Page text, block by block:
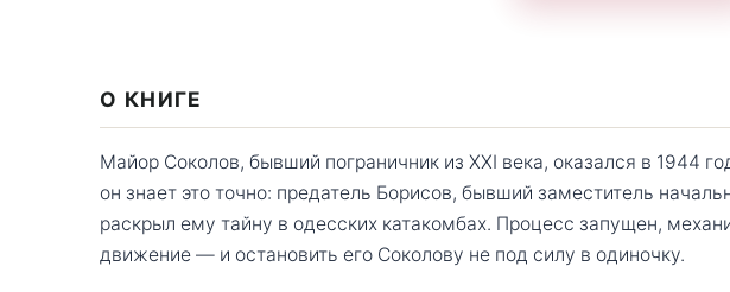
О КНИГЕ
Майор Соколов, бывший пограничник из XXI века, оказался в 1944
он знает это точно: предатель Борисов, бывший заместитель
раскрыл ему тайну в одесских катакомбах. Процесс запущен,
движение — и остановить его Соколову не под силу в одиночку.